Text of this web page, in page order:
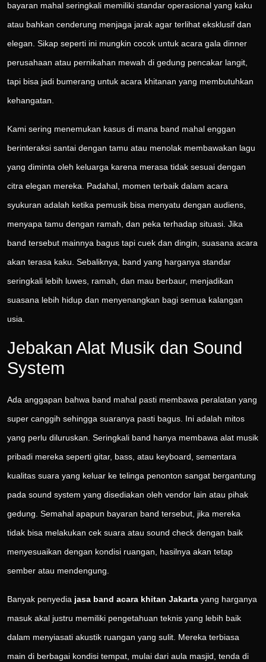
bayaran mahal seringkali memiliki standar operasional yang kaku
atau bahkan cenderung menjaga jarak agar terlihat eksklusif dan
elegan. Sikap seperti ini mungkin cocok untuk acara gala dinner
perusahaan atau pernikahan mewah di gedung pencakar langit,
tapi bisa jadi bumerang untuk acara khitanan yang membutuhkan
kehangatan.
Kami sering menemukan kasus di mana band mahal enggan
berinteraksi santai dengan tamu atau menolak membawakan lagu
yang diminta oleh keluarga karena merasa tidak sesuai dengan
citra elegan mereka. Padahal, momen terbaik dalam acara
syukuran adalah ketika pemusik bisa menyatu dengan audiens,
menyapa tamu dengan ramah, dan peka terhadap situasi. Jika
band tersebut mainnya bagus tapi cuek dan dingin, suasana acara
akan terasa kaku. Sebaliknya, band yang harganya standar
seringkali lebih luwes, ramah, dan mau berbaur, menjadikan
suasana lebih hidup dan menyenangkan bagi semua kalangan
usia.
Jebakan Alat Musik dan Sound
System
Ada anggapan bahwa band mahal pasti membawa peralatan yang
super canggih sehingga suaranya pasti bagus. Ini adalah mitos
yang perlu diluruskan. Seringkali band hanya membawa alat musik
pribadi mereka seperti gitar, bass, atau keyboard, sementara
kualitas suara yang keluar ke telinga penonton sangat bergantung
pada sound system yang disediakan oleh vendor lain atau pihak
gedung. Semahal apapun bayaran band tersebut, jika mereka
tidak bisa melakukan cek suara atau sound check dengan baik
menyesuaikan dengan kondisi ruangan, hasilnya akan tetap
sember atau mendengung.
Banyak penyedia jasa band acara khitan Jakarta yang harganya
masuk akal justru memiliki pengetahuan teknis yang lebih baik
dalam menyiasati akustik ruangan yang sulit. Mereka terbiasa
main di berbagai kondisi tempat, mulai dari aula masjid, tenda di